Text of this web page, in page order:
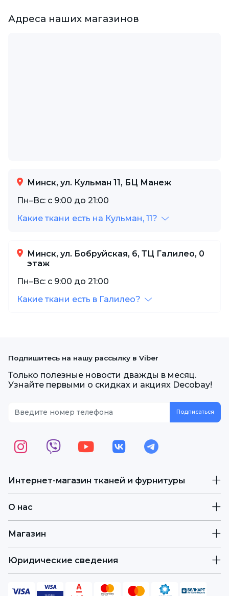
Адреса наших магазинов
Минск, ул. Кульман 11, БЦ Манеж
Пн–Вс: с 9:00 до 21:00
Какие ткани есть на Кульман, 11?
Минск, ул. Бобруйская, 6, ТЦ Галилео, 0
этаж
Пн–Вс: с 9:00 до 21:00
Какие ткани есть в Галилео?
Интернет-магазин тканей и фурнитуры
О нас
Магазин
Юридические сведения
Подпишитесь на нашу рассылку в Viber
Только полезные новости дважды в месяц.
Узнайте первыми о скидках и акциях Decobay!